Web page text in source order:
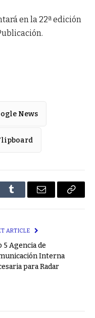
en la 22ª edición
News
Tumblr Email
Copy
ARTICLE
5 Agencia de
Interna
para Radar